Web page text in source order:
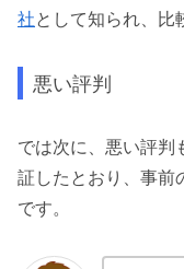
社として知られ、比
悪い評判
では次に、悪い評判
証したとおり、事前
です。